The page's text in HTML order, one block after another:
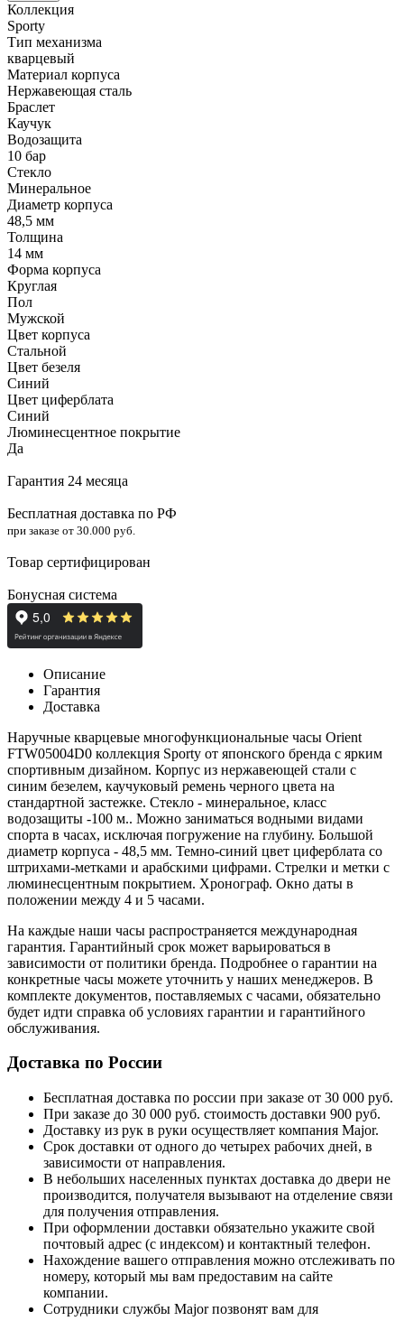
Коллекция
Sporty
Тип механизма
кварцевый
Материал корпуса
Нержавеющая сталь
Браслет
Каучук
Водозащита
10 бар
Стекло
Минеральное
Диаметр корпуса
48,5 мм
Толщина
14 мм
Форма корпуса
Круглая
Пол
Мужской
Цвет корпуса
Стальной
Цвет безеля
Синий
Цвет циферблата
Синий
Люминесцентное покрытие
Да
Гарантия 24 месяца
Бесплатная доставка по РФ
при заказе от 30.000 руб.
Товар сертифицирован
Бонусная система
Описание
Гарантия
Доставка
Наручные кварцевые многофункциональные часы Orient
FTW05004D0 коллекция Sporty от японского бренда с ярким
спортивным дизайном. Корпус из нержавеющей стали с
синим безелем, каучуковый ремень черного цвета на
стандартной застежке. Стекло - минеральное, класс
водозащиты -100 м.. Можно заниматься водными видами
спорта в часах, исключая погружение на глубину. Большой
диаметр корпуса - 48,5 мм. Темно-синий цвет циферблата со
штрихами-метками и арабскими цифрами. Стрелки и метки с
люминесцентным покрытием. Хронограф. Окно даты в
положении между 4 и 5 часами.
На каждые наши часы распространяется международная
гарантия. Гарантийный срок может варьироваться в
зависимости от политики бренда. Подробнее о гарантии на
конкретные часы можете уточнить у наших менеджеров. В
комплекте документов, поставляемых с часами, обязательно
будет идти справка об условиях гарантии и гарантийного
обслуживания.
Доставка по России
Бесплатная доставка по россии при заказе от 30 000 руб.
При заказе до 30 000 руб. стоимость доставки 900 руб.
Доставку из рук в руки осуществляет компания Major.
Срок доставки от одного до четырех рабочих дней, в
зависимости от направления.
В небольших населенных пунктах доставка до двери не
производится, получателя вызывают на отделение связи
для получения отправления.
При оформлении доставки обязательно укажите свой
почтовый адрес (с индексом) и контактный телефон.
Нахождение вашего отправления можно отслеживать по
номеру, который мы вам предоставим на сайте
компании.
Сотрудники службы Major позвонят вам для